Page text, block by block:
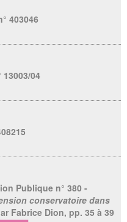
403046
13003/04
Publique n° 380 -
conservatoire dans
Fabrice Dion, pp. 35 à 39